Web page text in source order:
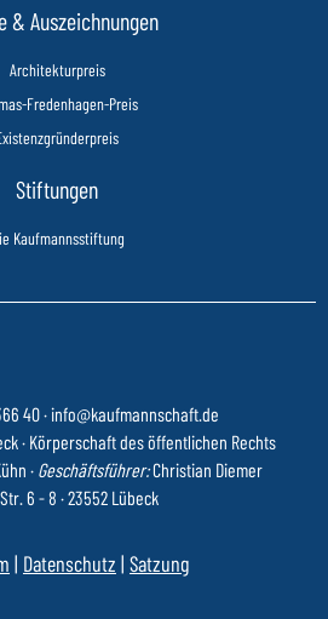
& Auszeichnungen
Architekturpreis
Fredenhagen-Preis
Stiftungen
Kaufmannsstiftung
40·info@kaufmannschaft.de
· Körperschaft des öffentlichen Rechts
· Geschäftsführer:Christian Diemer
6 - 8 · 23552 Lübeck
| Datenschutz | Satzung